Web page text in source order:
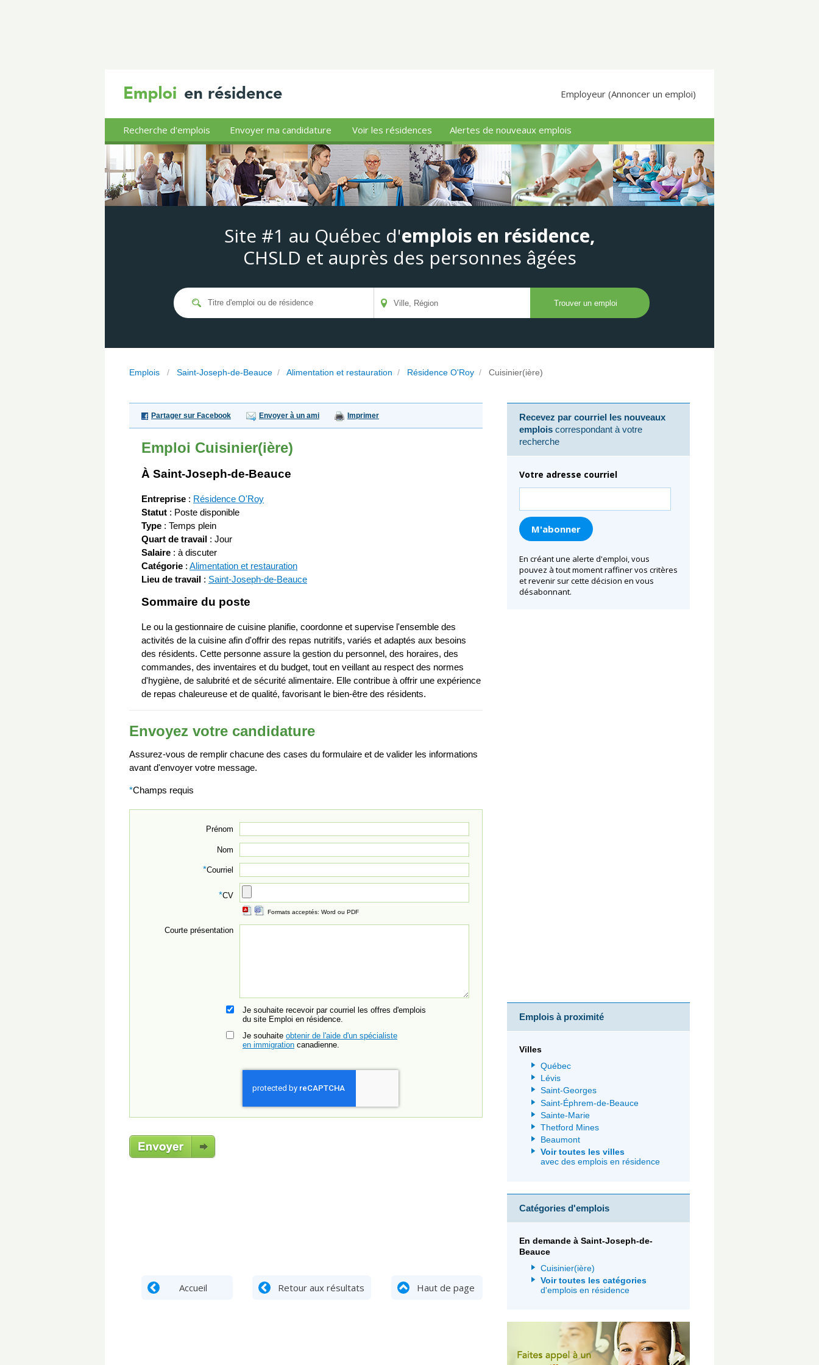
Employeur (Annoncer un emploi)
Recherche d'emplois Envoyer ma candidature Voir les résidences Alertes de nouveaux emplois
Site #1 au Québec d'emplois en résidence,
CHSLD et auprès des personnes âgées
Emplois / Saint-Joseph-de-Beauce / Alimentation et restauration / Résidence O'Roy / Cuisinier(ière)
Partager sur Facebook Envoyer à un ami Imprimer
Emploi Cuisinier(ière)
À Saint-Joseph-de-Beauce
Entreprise : Résidence O'Roy
Statut : Poste disponible
Type : Temps plein
Quart de travail : Jour
Salaire : à discuter
Catégorie : Alimentation et restauration
Lieu de travail : Saint-Joseph-de-Beauce
Sommaire du poste
Le ou la gestionnaire de cuisine planifie, coordonne et supervise l'ensemble des
activités de la cuisine afin d'offrir des repas nutritifs, variés et adaptés aux besoins
des résidents. Cette personne assure la gestion du personnel, des horaires, des
commandes, des inventaires et du budget, tout en veillant au respect des normes
d'hygiène, de salubrité et de sécurité alimentaire. Elle contribue à offrir une expérience
de repas chaleureuse et de qualité, favorisant le bien-être des résidents.
Envoyez votre candidature
Assurez-vous de remplir chacune des cases du formulaire et de valider les informations
avant d'envoyer votre message.
*Champs requis
Prénom
Nom
*Courriel
*CV
Formats acceptés: Word ou PDF
Courte présentation
Je souhaite recevoir par courriel les offres d'emplois
du site Emploi en résidence.
Je souhaite obtenir de l'aide d'un spécialiste
en immigration canadienne.
Haut de page
Accueil Retour aux résultats
Recevez par courriel les nouveaux
emplois correspondant à votre
recherche
Votre adresse courriel
En créant une alerte d'emploi, vous
pouvez à tout moment raffiner vos critères
et revenir sur cette décision en vous
désabonnant.
Emplois à proximité
Villes
Québec
Lévis
Saint-Georges
Saint-Éphrem-de-Beauce
Sainte-Marie
Thetford Mines
Beaumont
Voir toutes les villes
avec des emplois en résidence
Catégories d'emplois
En demande à Saint-Joseph-de-
Beauce
Cuisinier(ière)
Voir toutes les catégories
d'emplois en résidence